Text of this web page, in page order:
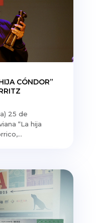
CÓNDOR”
25 de
“La hija